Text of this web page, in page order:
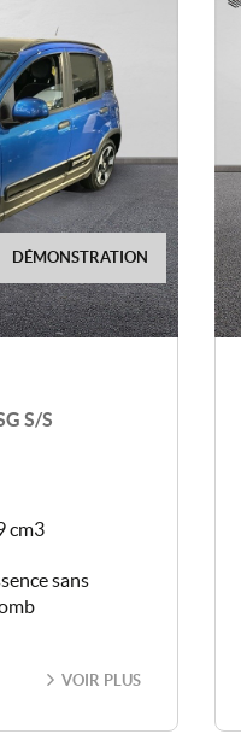
DÉMONSTRATION
S/S
cm3
sans
VOIR PLUS